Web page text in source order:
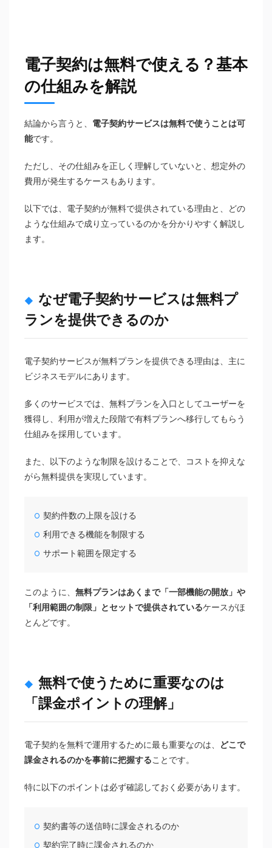
電子契約は無料で使える？基本
の仕組みを解説
結論から言うと、 電子契約サービスは無料で使うことは可
能です。
ただし、その仕組みを正しく理解していないと、想定外の
費用が発生するケースもあります。
以下では、電子契約が無料で提供されている理由と、どの
ような仕組みで成り立っているのかを分かりやすく解説し
ます。
なぜ電子契約サービスは無料プ
ランを提供できるのか
電子契約サービスが無料プランを提供できる理由は、主に
ビジネスモデルにあります。
多くのサービスでは、無料プランを入口としてユーザーを
獲得し、利用が増えた段階で有料プランへ移行してもらう
仕組みを採用しています。
また、以下のような制限を設けることで、コストを抑えな
がら無料提供を実現しています。
契約件数の上限を設ける
利用できる機能を制限する
サポート範囲を限定する
このように、 無料プランはあくまで「一部機能の開放」や
「利用範囲の制限」とセットで提供されているケースがほ
とんどです。
無料で使うために重要なのは
「課金ポイントの理解」
電子契約を無料で運用するために最も重要なのは、
どこで
課金されるのかを事前に把握することです。
特に以下のポイントは必ず確認しておく必要があります。
契約書等の送信時に課金されるのか
契約完了時に課金されるのか